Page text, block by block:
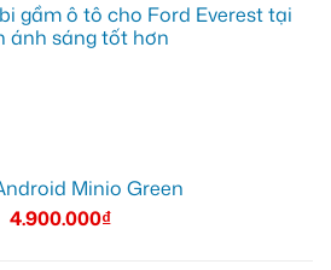
gầm ô tô cho Ford Everest tại
ánh sáng tốt hơn
Minio Green
4.900.000₫